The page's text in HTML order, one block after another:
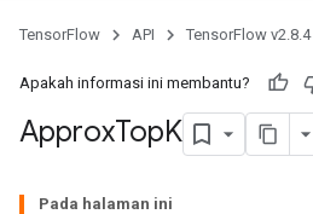
TensorFlow API TensorFlow v2.8.4
Apakah informasi ini membantu?
ApproxTopK
Pada halaman ini